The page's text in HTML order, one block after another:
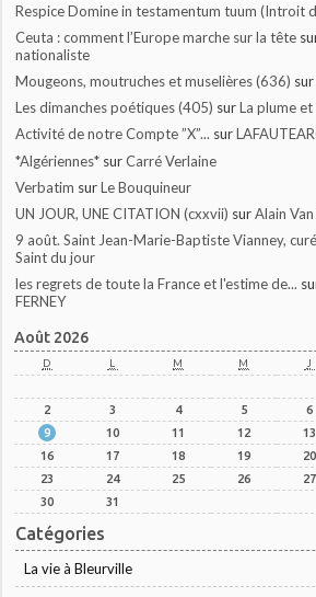
Respice Domine in testamentum tuum (Introit
Ceuta : comment l’Europe marche sur la tête
nationaliste
Mougeons, moutruches et muselières (636)
Les dimanches poétiques (405) surLa plume
Activité de notre Compte ”X”... sur
*Algériennes* surCarré Verlaine
Verbatim surLe Bouquineur
UN JOUR, UNE CITATION (cxxvii) surAlain
9 août. Saint Jean-Marie-Baptiste Vianney,
Saint du jour
les regrets de toute la France et l'estime de...
FERNEY
Août 2026
D L M M J
2
3 4 5 6
9
10 11 12 13
16
17 18 19 20
23
24 25 26 27
30
31
Catégories
La vie à Bleurville